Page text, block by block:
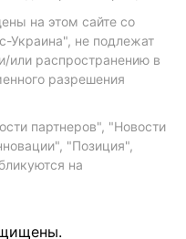
на этом сайте со
Украина", не подлежат
или распространению в
разрешения
партнеров", "Новости
"Позиция",
на